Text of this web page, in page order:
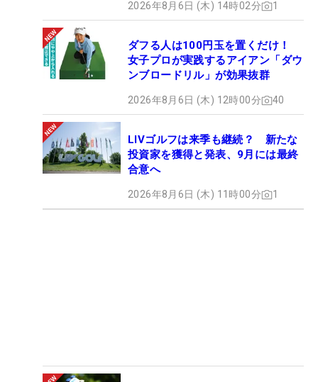
2026年8月6日 (木) 14時02分 1
ダフる人は100円玉を置くだけ！
女子プロが実践するアイアン「ダウ
ンブロードリル」が効果抜群
2026年8月6日 (木) 12時00分 40
LIVゴルフは来季も継続？ 新たな
投資家を獲得と発表、9月には最終
合意へ
2026年8月6日 (木) 11時00分 1